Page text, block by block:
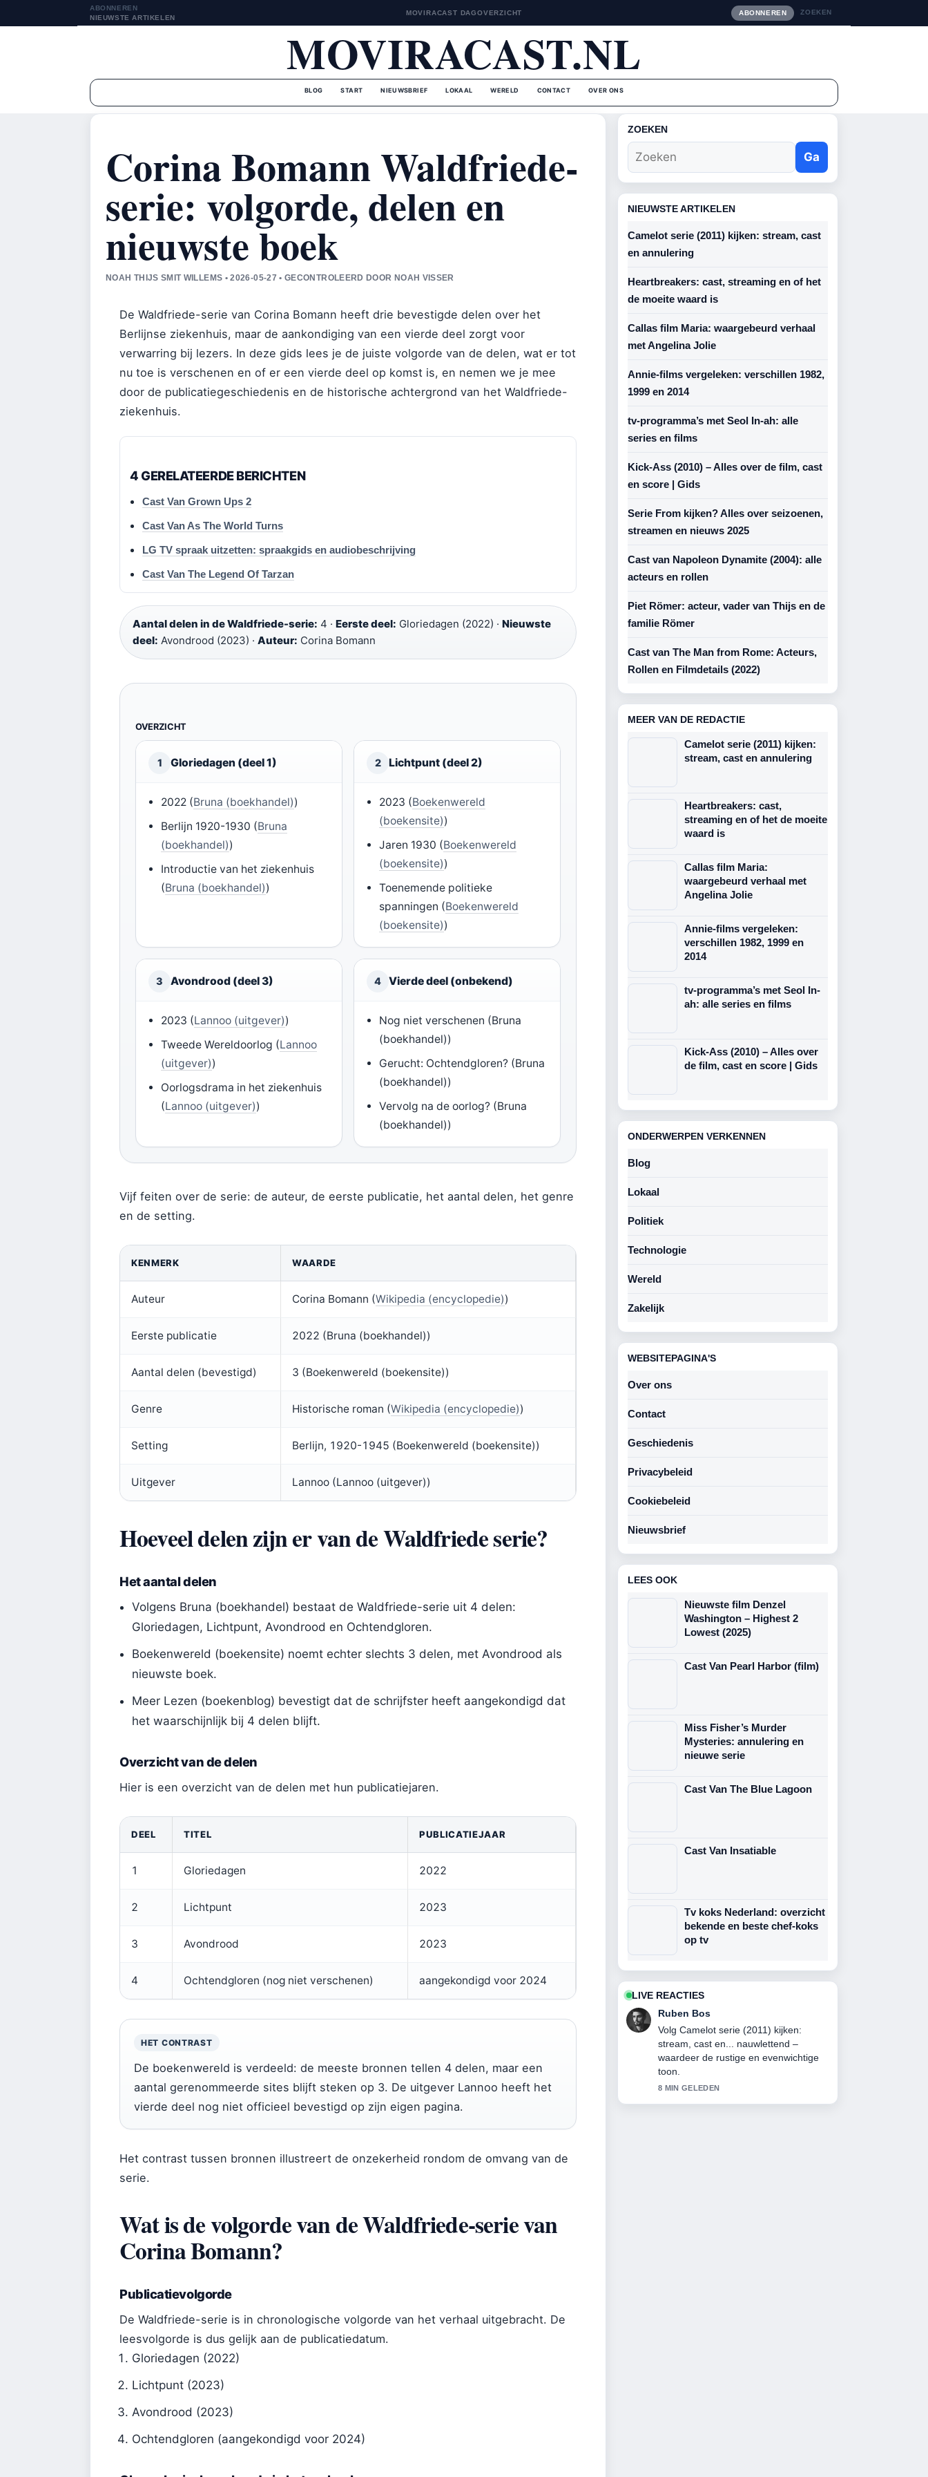
ABONNEREN
NIEUWSTE ARTIKELEN
MOVIRACAST DAGOVERZICHT ABONNEREN ZOEKEN
MOVIRACAST.NL
BLOG START NIEUWSBRIEF LOKAAL WERELD CONTACT OVER ONS
Corina Bomann Waldfriede-
serie: volgorde, delen en
nieuwste boek
NOAH THIJS SMIT WILLEMS • 2026-05-27 • GECONTROLEERD DOOR NOAH VISSER
De Waldfriede-serie van Corina Bomann heeft drie bevestigde delen over het
Berlijnse ziekenhuis, maar de aankondiging van een vierde deel zorgt voor
verwarring bij lezers. In deze gids lees je de juiste volgorde van de delen, wat er tot
nu toe is verschenen en of er een vierde deel op komst is, en nemen we je mee
door de publicatiegeschiedenis en de historische achtergrond van het Waldfriede-
ziekenhuis.
4 GERELATEERDE BERICHTEN
Cast Van Grown Ups 2
Cast Van As The World Turns
LG TV spraak uitzetten: spraakgids en audiobeschrijving
Cast Van The Legend Of Tarzan
Aantal delen in de Waldfriede-serie: 4 · Eerste deel: Gloriedagen (2022) · Nieuwste
deel: Avondrood (2023) · Auteur: Corina Bomann
OVERZICHT
1 Gloriedagen (deel 1)
2022 (Bruna (boekhandel))
Berlijn 1920-1930 (Bruna
(boekhandel))
Introductie van het ziekenhuis
(Bruna (boekhandel))
2 Lichtpunt (deel 2)
2023 (Boekenwereld
(boekensite))
Jaren 1930 (Boekenwereld
(boekensite))
Toenemende politieke
spanningen (Boekenwereld
(boekensite))
3 Avondrood (deel 3)
2023 (Lannoo (uitgever))
Tweede Wereldoorlog (Lannoo
(uitgever))
Oorlogsdrama in het ziekenhuis
(Lannoo (uitgever))
4 Vierde deel (onbekend)
Nog niet verschenen (Bruna
(boekhandel))
Gerucht: Ochtendgloren? (Bruna
(boekhandel))
Vervolg na de oorlog? (Bruna
(boekhandel))
Vijf feiten over de serie: de auteur, de eerste publicatie, het aantal delen, het genre
en de setting.
KENMERK WAARDE
Auteur Corina Bomann (Wikipedia (encyclopedie))
Eerste publicatie 2022 (Bruna (boekhandel))
Aantal delen (bevestigd) 3 (Boekenwereld (boekensite))
Genre Historische roman (Wikipedia (encyclopedie))
Setting Berlijn, 1920-1945 (Boekenwereld (boekensite))
Uitgever Lannoo (Lannoo (uitgever))
Hoeveel delen zijn er van de Waldfriede serie?
Het aantal delen
Volgens Bruna (boekhandel) bestaat de Waldfriede-serie uit 4 delen:
Gloriedagen, Lichtpunt, Avondrood en Ochtendgloren.
Boekenwereld (boekensite) noemt echter slechts 3 delen, met Avondrood als
nieuwste boek.
Meer Lezen (boekenblog) bevestigt dat de schrijfster heeft aangekondigd dat
het waarschijnlijk bij 4 delen blijft.
Overzicht van de delen
Hier is een overzicht van de delen met hun publicatiejaren.
DEEL TITEL PUBLICATIEJAAR
1 Gloriedagen 2022
2 Lichtpunt 2023
3 Avondrood 2023
4 Ochtendgloren (nog niet verschenen) aangekondigd voor 2024
HET CONTRAST
De boekenwereld is verdeeld: de meeste bronnen tellen 4 delen, maar een
aantal gerenommeerde sites blijft steken op 3. De uitgever Lannoo heeft het
vierde deel nog niet officieel bevestigd op zijn eigen pagina.
Het contrast tussen bronnen illustreert de onzekerheid rondom de omvang van de
serie.
Wat is de volgorde van de Waldfriede-serie van
Corina Bomann?
Publicatievolgorde
De Waldfriede-serie is in chronologische volgorde van het verhaal uitgebracht. De
leesvolgorde is dus gelijk aan de publicatiedatum.
Gloriedagen (2022)
Lichtpunt (2023)
Avondrood (2023)
Ochtendgloren (aangekondigd voor 2024)
ZOEKEN
Ga
NIEUWSTE ARTIKELEN
Camelot serie (2011) kijken: stream, cast
en annulering
Heartbreakers: cast, streaming en of het
de moeite waard is
Callas film Maria: waargebeurd verhaal
met Angelina Jolie
Annie-films vergeleken: verschillen 1982,
1999 en 2014
tv-programma’s met Seol In-ah: alle
series en films
Kick-Ass (2010) – Alles over de film, cast
en score | Gids
Serie From kijken? Alles over seizoenen,
streamen en nieuws 2025
Cast van Napoleon Dynamite (2004): alle
acteurs en rollen
Piet Römer: acteur, vader van Thijs en de
familie Römer
Cast van The Man from Rome: Acteurs,
Rollen en Filmdetails (2022)
MEER VAN DE REDACTIE
Camelot serie (2011) kijken:
stream, cast en annulering
Heartbreakers: cast,
streaming en of het de moeite
waard is
Callas film Maria:
waargebeurd verhaal met
Angelina Jolie
Annie-films vergeleken:
verschillen 1982, 1999 en
2014
tv-programma’s met Seol In-
ah: alle series en films
Kick-Ass (2010) – Alles over
de film, cast en score | Gids
ONDERWERPEN VERKENNEN
Blog
Lokaal
Politiek
Technologie
Wereld
Zakelijk
WEBSITEPAGINA'S
Over ons
Contact
Geschiedenis
Privacybeleid
Cookiebeleid
Nieuwsbrief
LEES OOK
Nieuwste film Denzel
Washington – Highest 2
Lowest (2025)
Cast Van Pearl Harbor (film)
Miss Fisher’s Murder
Mysteries: annulering en
nieuwe serie
Cast Van The Blue Lagoon
Cast Van Insatiable
Tv koks Nederland: overzicht
bekende en beste chef-koks
op tv
LIVE REACTIES
Ruben Bos
Volg Camelot serie (2011) kijken:
stream, cast en... nauwlettend –
waardeer de rustige en evenwichtige
toon.
8 MIN GELEDEN